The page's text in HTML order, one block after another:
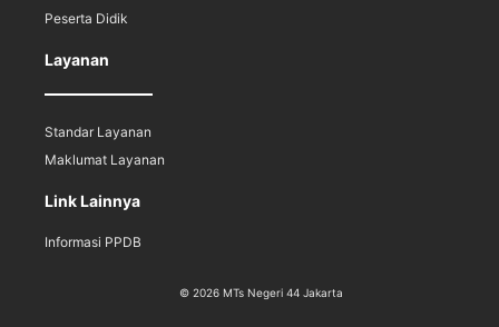
Peserta Didik
Layanan
Standar Layanan
Maklumat Layanan
Link Lainnya
Informasi PPDB
© 2026 MTs Negeri 44 Jakarta